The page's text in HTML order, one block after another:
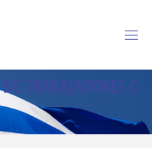
D R A BAJADORES C